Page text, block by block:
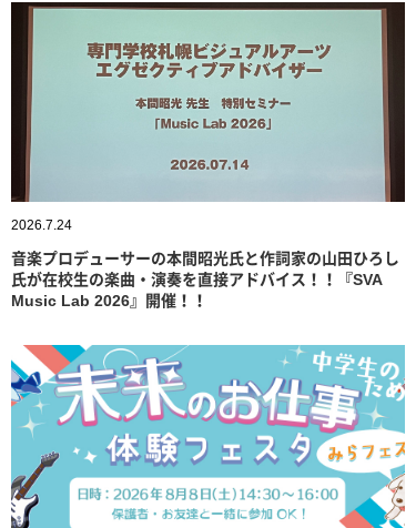
2026.7.24
音楽プロデューサーの本間昭光氏と作詞家の山田ひろし
氏が在校生の楽曲・演奏を直接アドバイス！！『SVA
Music Lab 2026』開催！！